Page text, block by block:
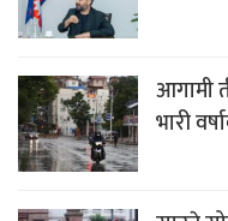
आगामी
भारी